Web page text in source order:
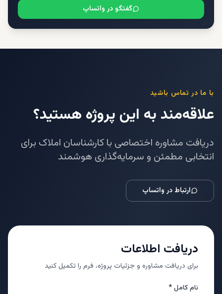
گفتگو در واتساپ
با ما در تماس باشید
علاقه‌مند به این پروژه هستید؟
دریافت مشاوره اختصاصی با کارشناسان املاک برای
انتخابی مطمئن و سرمایه‌گذاری هوشمند
ارتباط در واتساپ
دریافت اطلاعات
برای دریافت مشاوره و جزئیات پروژه، فرم را تکمیل کنید
نام کامل *